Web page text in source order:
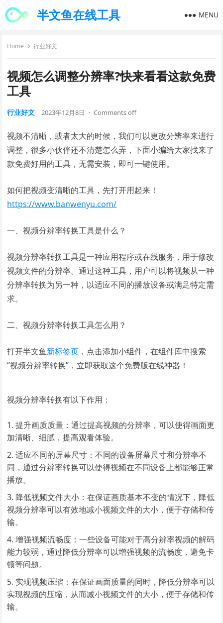
半文鱼在线工具 MENU
Home 行业好文
视频怎么调整分辨率?快来看看这款免费
工具
行业好文 2023年12月8日 · Comments off
视频不清晰，或者太大的时候，我们可以更改分辨率来进行
调整，很多小伙伴还不清楚怎么弄，下面小编给大家找来了
款免费好用的工具，无需安装，即可一键使用。
如何把视频变清晰的工具，先打开用起来！
https://www.banwenyu.com/
一、视频分辨率转换工具是什么？
视频分辨率转换工具是一种应用程序或在线服务，用于修改
视频文件的分辨率。通过这种工具，用户可以将视频从一种
分辨率转换为另一种，以适应不同的播放设备或满足特定需
求。
二、视频分辨率转换工具怎么用？
打开半文鱼新标签页 ，点击添加小组件，在组件库中搜索
“视频分辨率转换”，立即获取这个免费版在线神器！
视频分辨率转换有以下作用：
提升画质质量：通过提高视频的分辨率，可以使得画面更
加清晰、细腻，提高观看体验。
适应不同的屏幕尺寸：不同的设备屏幕尺寸和分辨率不
同，通过分辨率转换可以使得视频在不同设备上都能够正常
播放。
降低视频文件大小：在保证画质基本不变的情况下，降低
视频分辨率可以有效地减小视频文件的大小，便于存储和传
输。
增强视频流畅度：一些设备可能对于高分辨率视频的解码
能力较弱，通过降低分辨率可以增强视频的流畅度，避免卡
顿等问题。
实现视频压缩：在保证画面质量的同时，降低分辨率可以
实现视频的压缩，从而减小视频文件的大小，便于存储和传
输。